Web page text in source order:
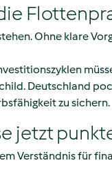
Ohne klare
Deutschland
zu sichern.
jetzt
Verständnis für